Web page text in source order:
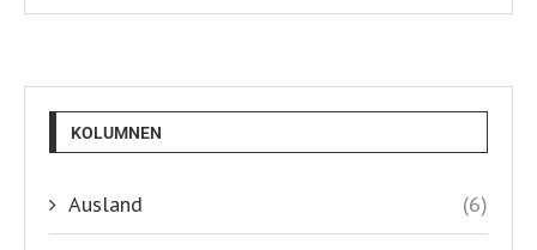
KOLUMNEN
Ausland (6)